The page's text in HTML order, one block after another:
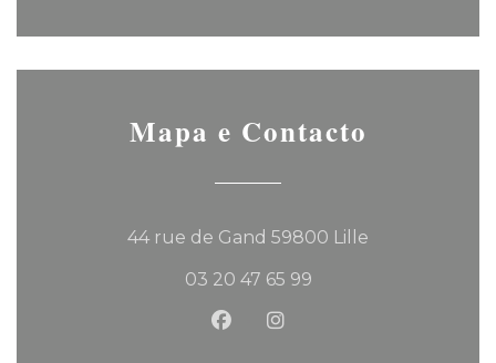
Mapa e Contacto
44 rue de Gand 59800 Lille
03 20 47 65 99
Facebook ((abre numa
Instagram ((abre